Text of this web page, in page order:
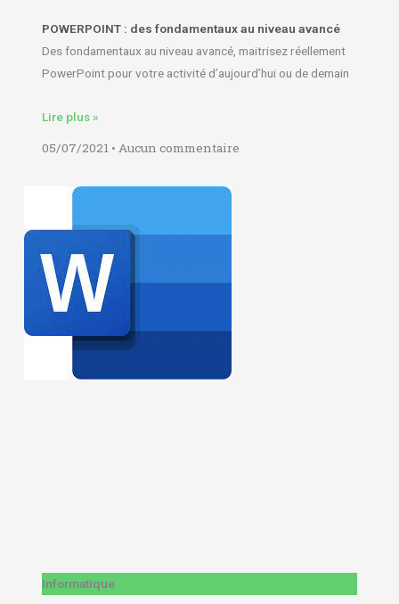
POWERPOINT : des fondamentaux au niveau avancé
Des fondamentaux au niveau avancé, maitrisez réellement
PowerPoint pour votre activité d’aujourd’hui ou de demain
Lire plus »
05/07/2021 Aucun commentaire
Informatique